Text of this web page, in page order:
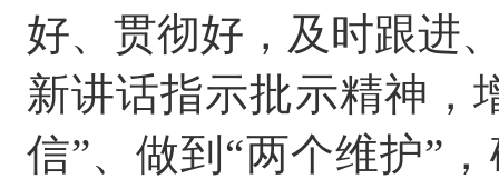
好、贯彻好，及时跟进
新讲话指示批示精神，
信”、做到 “两个维护”